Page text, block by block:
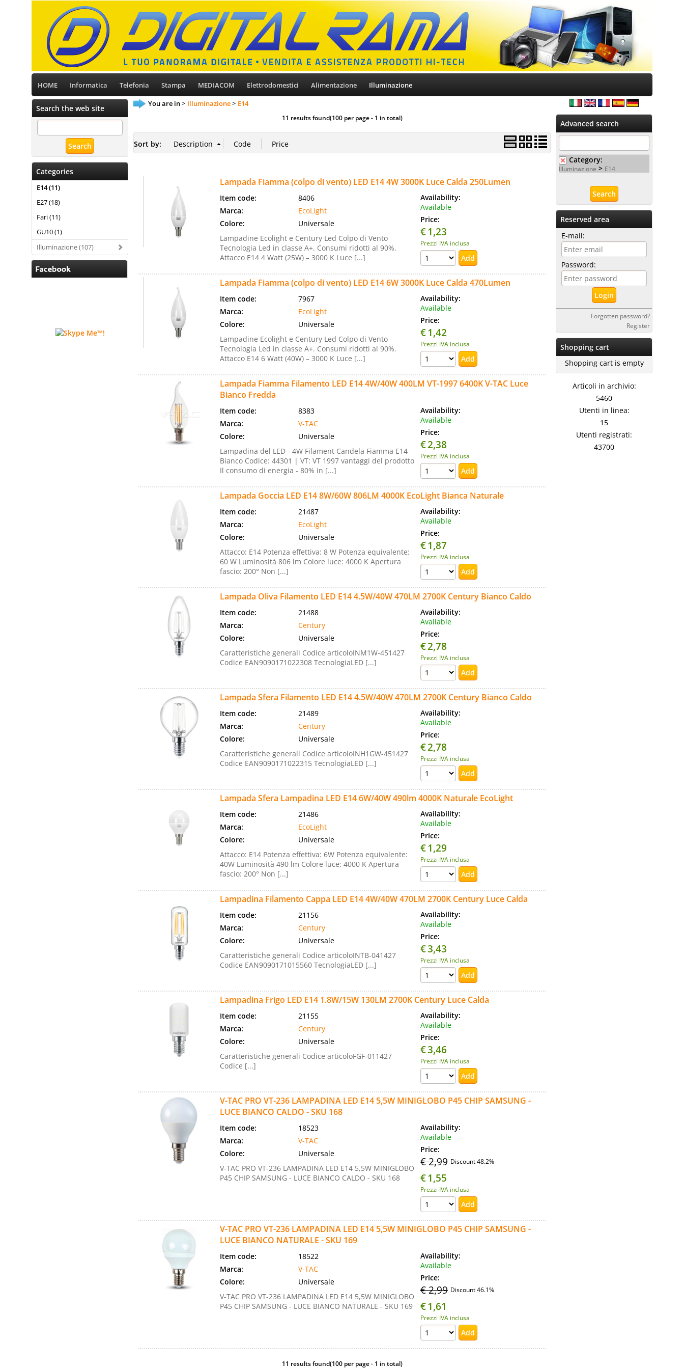
HOME Informatica Telefonia Stampa MEDIACOM Elettrodomestici Alimentazione Illuminazione
Search the web site
Categories
E14 (11)
E27 (18)
Fari (11)
GU10 (1)
Illuminazione (107)
You are in Illuminazione E14
11 results found(100 per page - 1 in total)
Sort by:
Lampada Fiamma (colpo di vento) LED E14 4W 3000K Luce Calda 250Lumen
Item code:
8406
Marca:
EcoLight
Colore:
Universale
Lampadine Ecolight e Century Led Colpo di Vento
Tecnologia Led in classe A+. Consumi ridotti al 90%.
Attacco E14 4 Watt (25W) – 3000 K Luce [...]
Availability:
Available
Price:
€1,23
Prezzi IVA inclusa
Lampada Fiamma (colpo di vento) LED E14 6W 3000K Luce Calda 470Lumen
Item code:
7967
Marca:
EcoLight
Colore:
Universale
Lampadine Ecolight e Century Led Colpo di Vento
Tecnologia Led in classe A+. Consumi ridotti al 90%.
Attacco E14 6 Watt (40W) – 3000 K Luce [...]
Availability:
Available
Price:
€1,42
Prezzi IVA inclusa
Lampada Fiamma Filamento LED E14 4W/40W 400LM VT-1997 6400K V-TAC Luce
Bianco Fredda
Item code:
8383
Marca:
V-TAC
Colore:
Universale
Lampadina del LED - 4W Filament Candela Fiamma E14
Bianco Codice: 44301 | VT: VT 1997 vantaggi del prodotto
Il consumo di energia - 80% in [...]
Availability:
Available
Price:
€2,38
Prezzi IVA inclusa
Lampada Goccia LED E14 8W/60W 806LM 4000K EcoLight Bianca Naturale
Item code:
21487
Marca:
EcoLight
Colore:
Universale
Attacco: E14 Potenza effettiva: 8 W Potenza equivalente:
60 W Luminosità 806 lm Colore luce: 4000 K Apertura
fascio: 200° Non [...]
Availability:
Available
Price:
€1,87
Prezzi IVA inclusa
Lampada Oliva Filamento LED E14 4.5W/40W 470LM 2700K Century Bianco Caldo
Item code:
21488
Marca:
Century
Colore:
Universale
Caratteristiche generali Codice articoloINM1W-451427
Codice EAN9090171022308 TecnologiaLED [...]
Availability:
Available
Price:
€2,78
Prezzi IVA inclusa
Lampada Sfera Filamento LED E14 4.5W/40W 470LM 2700K Century Bianco Caldo
Item code:
21489
Marca:
Century
Colore:
Universale
Caratteristiche generali Codice articoloINH1GW-451427
Codice EAN9090171022315 TecnologiaLED [...]
Availability:
Available
Price:
€2,78
Prezzi IVA inclusa
Lampada Sfera Lampadina LED E14 6W/40W 490lm 4000K Naturale EcoLight
Item code:
21486
Marca:
EcoLight
Colore:
Universale
Attacco: E14 Potenza effettiva: 6W Potenza equivalente:
40W Luminosità 490 lm Colore luce: 4000 K Apertura
fascio: 200° Non [...]
Availability:
Available
Price:
€1,29
Prezzi IVA inclusa
Lampadina Filamento Cappa LED E14 4W/40W 470LM 2700K Century Luce Calda
Item code:
21156
Marca:
Century
Colore:
Universale
Caratteristiche generali Codice articoloINTB-041427
Codice EAN9090171015560 TecnologiaLED [...]
Availability:
Available
Price:
€3,43
Prezzi IVA inclusa
Lampadina Frigo LED E14 1.8W/15W 130LM 2700K Century Luce Calda
Item code:
21155
Marca:
Century
Colore:
Universale
Caratteristiche generali Codice articoloFGF-011427
Codice [...]
Availability:
Available
Price:
€3,46
Prezzi IVA inclusa
V-TAC PRO VT-236 LAMPADINA LED E14 5,5W MINIGLOBO P45 CHIP SAMSUNG -
LUCE BIANCO CALDO - SKU 168
Item code:
18523
Marca:
V-TAC
Colore:
Universale
V-TAC PRO VT-236 LAMPADINA LED E14 5,5W MINIGLOBO
P45 CHIP SAMSUNG - LUCE BIANCO CALDO - SKU 168
Availability:
Available
Price:
€ 2,99 Discount 48.2%
€1,55
Prezzi IVA inclusa
V-TAC PRO VT-236 LAMPADINA LED E14 5,5W MINIGLOBO P45 CHIP SAMSUNG -
LUCE BIANCO NATURALE - SKU 169
Item code:
18522
Marca:
V-TAC
Colore:
Universale
V-TAC PRO VT-236 LAMPADINA LED E14 5,5W MINIGLOBO
P45 CHIP SAMSUNG - LUCE BIANCO NATURALE - SKU 169
Availability:
Available
Price:
€ 2,99 Discount 46.1%
€1,61
Prezzi IVA inclusa
11 results found(100 per page - 1 in total)
Advanced search
Category:
Illuminazione > E14
Reserved area
E-mail:
Password:
Forgotten password?
Register
Shopping cart
Shopping cart is empty
Articoli in archivio:
5460
Utenti in linea:
15
Utenti registrati:
43700